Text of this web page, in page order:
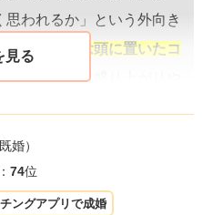
われるか」という外向き
しむことを念頭に置いたコ
話が自然と盛り上がりや
無理に合わせよう」と思わ
共有できる相手を求める
婚）
74位
ングアプリで成婚